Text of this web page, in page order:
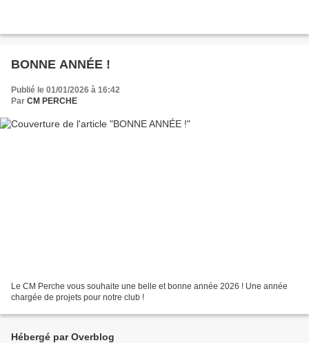
BONNE ANNÉE !
Publié le 01/01/2026 à 16:42
Par CM PERCHE
Le CM Perche vous souhaite une belle et bonne année 2026 ! Une année
chargée de projets pour notre club !
Hébergé par Overblog